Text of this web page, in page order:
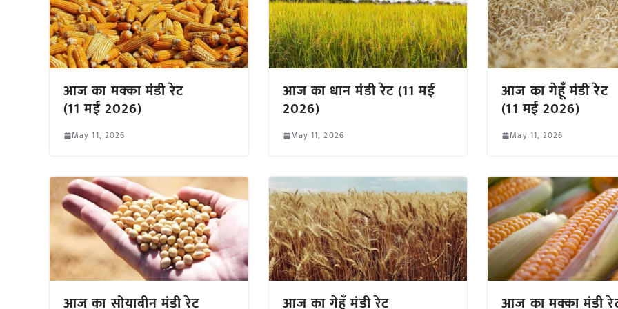
आज का मक्का मंडी रेट
(11 मई 2026)
May 11, 2026
आज का धान मंडी रेट (11 मई
2026)
May 11, 2026
आज का गेहूँ मंडी रेट
(11 मई 2026)
May 11, 2026
आज का सोयाबीन मंडी रेट आज का गेहूँ मंडी रेट आज का मक्का मंडी